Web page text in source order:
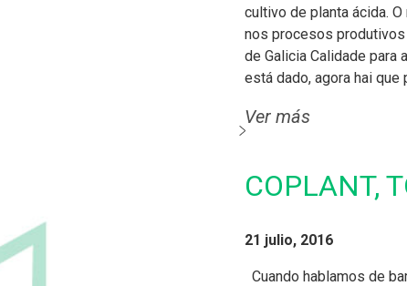
cultivo de planta ácida.
nos procesos
de Galicia Calidade para
está dado, agora hai que
Ver más
COPLANT,
21 julio, 2016
Cuando hablamos de